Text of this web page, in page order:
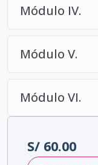
Módulo IV.
Módulo V.
Módulo VI.
S/ 60.00